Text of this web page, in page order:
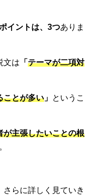
イントは、3つありま
文は 「 テーマが二項対
ことが多い 」 というこ
が主張したいことの根
らに詳しく見ていき